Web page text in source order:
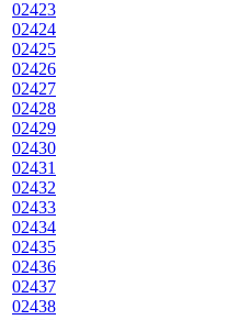
02423
02424
02425
02426
02427
02428
02429
02430
02431
02432
02433
02434
02435
02436
02437
02438